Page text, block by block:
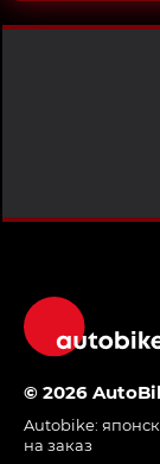
© 2026
Autobike:
на заказ